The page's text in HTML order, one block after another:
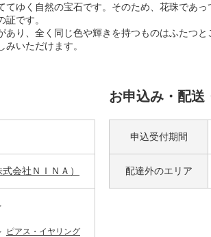
てゆく自然の宝石です。そのため、花珠であ
です。
あり、全く同じ色や輝きを持つものはふたつ
いただけます。
会社ＮＩＮＡ）
ピアス・イヤリング
お申込み・配送
申込受付期間
配達外のエリア